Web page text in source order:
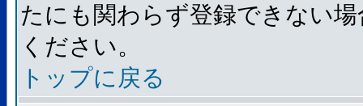
たにも関わらず登録できない
ください。
トップに戻る